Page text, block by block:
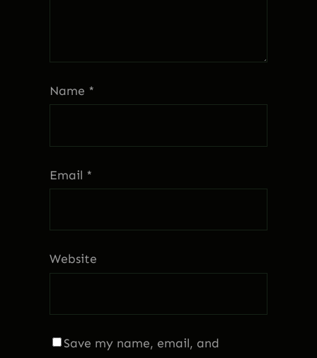
Name *
Email *
Website
Save my name, email, and